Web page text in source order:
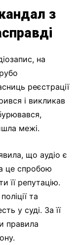
з
на
реєстрації
і викликав
межі.
що аудіо є
це спробою
її репутацію.
та
у суді. За її
правила